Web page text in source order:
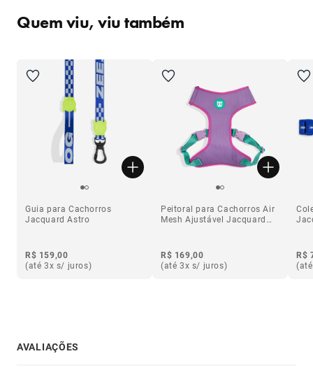
Quem viu, viu também
Guia para Cachorros
Jacquard Astro
R$ 159,00
(até 3x s/ juros)
Peitoral para Cachorros Air
Mesh Ajustável Jacquard
R$ 169,00
(até 3x s/ juros)
R$
AVALIAÇÕES